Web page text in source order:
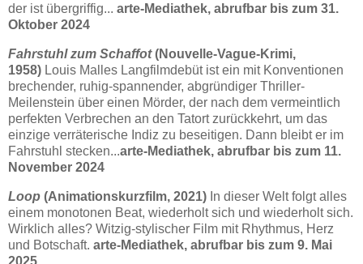
der ist übergriffig... arte-Mediathek, abrufbar bis zum 31.
Oktober 2024
Fahrstuhl zum Schaffot(Nouvelle-Vague-Krimi,
1958) Louis Malles Langfilmdebüt ist ein mit Konventionen
brechender, ruhig-spannender, abgründiger Thriller-
Meilenstein über einen Mörder, der nach dem vermeintlich
perfekten Verbrechen an den Tatort zurückkehrt, um das
einzige verräterische Indiz zu beseitigen. Dann bleibt er im
Fahrstuhl stecken...arte-Mediathek, abrufbar bis zum 11.
November 2024
Loop (Animationskurzfilm, 2021) In dieser Welt folgt alles
einem monotonen Beat, wiederholt sich und wiederholt sich.
Wirklich alles? Witzig-stylischer Film mit Rhythmus, Herz
und Botschaft. arte-Mediathek, abrufbar bis zum 9. Mai
2025